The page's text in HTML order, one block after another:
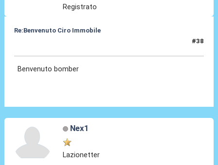
Registrato
Re:Benvenuto Ciro Immobile
#38
Benvenuto bomber
Nex1
Lazionetter